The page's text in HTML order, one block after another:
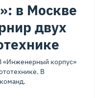
в Москве
двух
«Инженерный корпус»
В